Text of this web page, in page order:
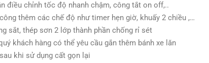
điều chỉnh tốc độ nhanh chậm, công tắt on off,..
thêm các chế độ như timer hẹn giờ, khuấy 2 chiều ,…
sắt, thép sơn 2 lớp thành phần chống rỉ sét
khách hàng có thể yêu cầu gắn thêm bánh xe lăn
khi sử dụng cất gọn lại